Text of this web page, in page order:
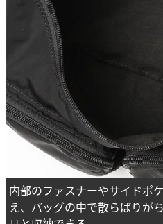
内部のファスナーやサイドポ
え、バッグの中で散らばりが